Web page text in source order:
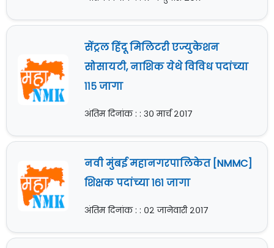
सेंट्रल हिंदू मिलिटरी एज्युकेशन
सोसायटी, नाशिक येथे विविध पदांच्या
११५ जागा
अंतिम दिनांक : : ३० मार्च २०१७
नवी मुंबई महानगरपालिकेत [NMMC]
शिक्षक पदांच्या १६१ जागा
अंतिम दिनांक : : ०२ जानेवारी २०१७